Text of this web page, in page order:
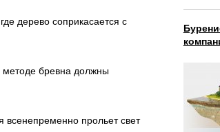
дерево соприкасается с
методе бревна должны
всенепременно прольет свет